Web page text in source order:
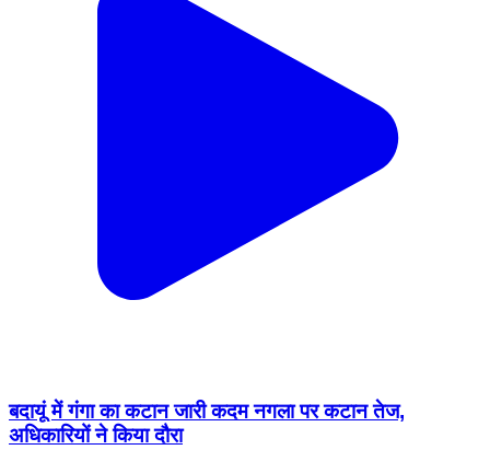
बदायूं में गंगा का कटान जारी कदम नगला पर कटान तेज,
अधिकारियों ने किया दौरा